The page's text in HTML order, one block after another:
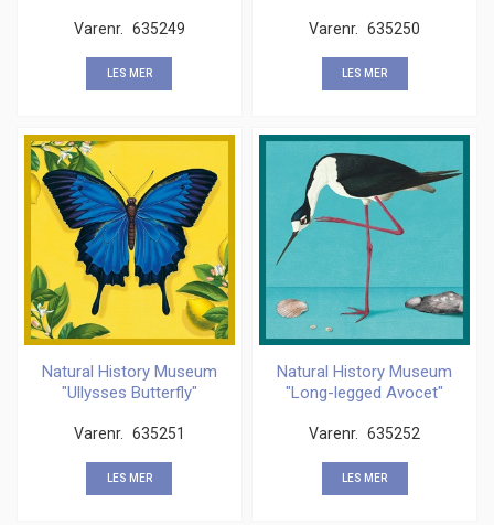
Varenr. 635249
LES MER
Varenr. 635250
LES MER
Natural History Museum
"Ullysses Butterfly"
Varenr. 635251
LES MER
Natural History Museum
"Long-legged Avocet"
Varenr. 635252
LES MER